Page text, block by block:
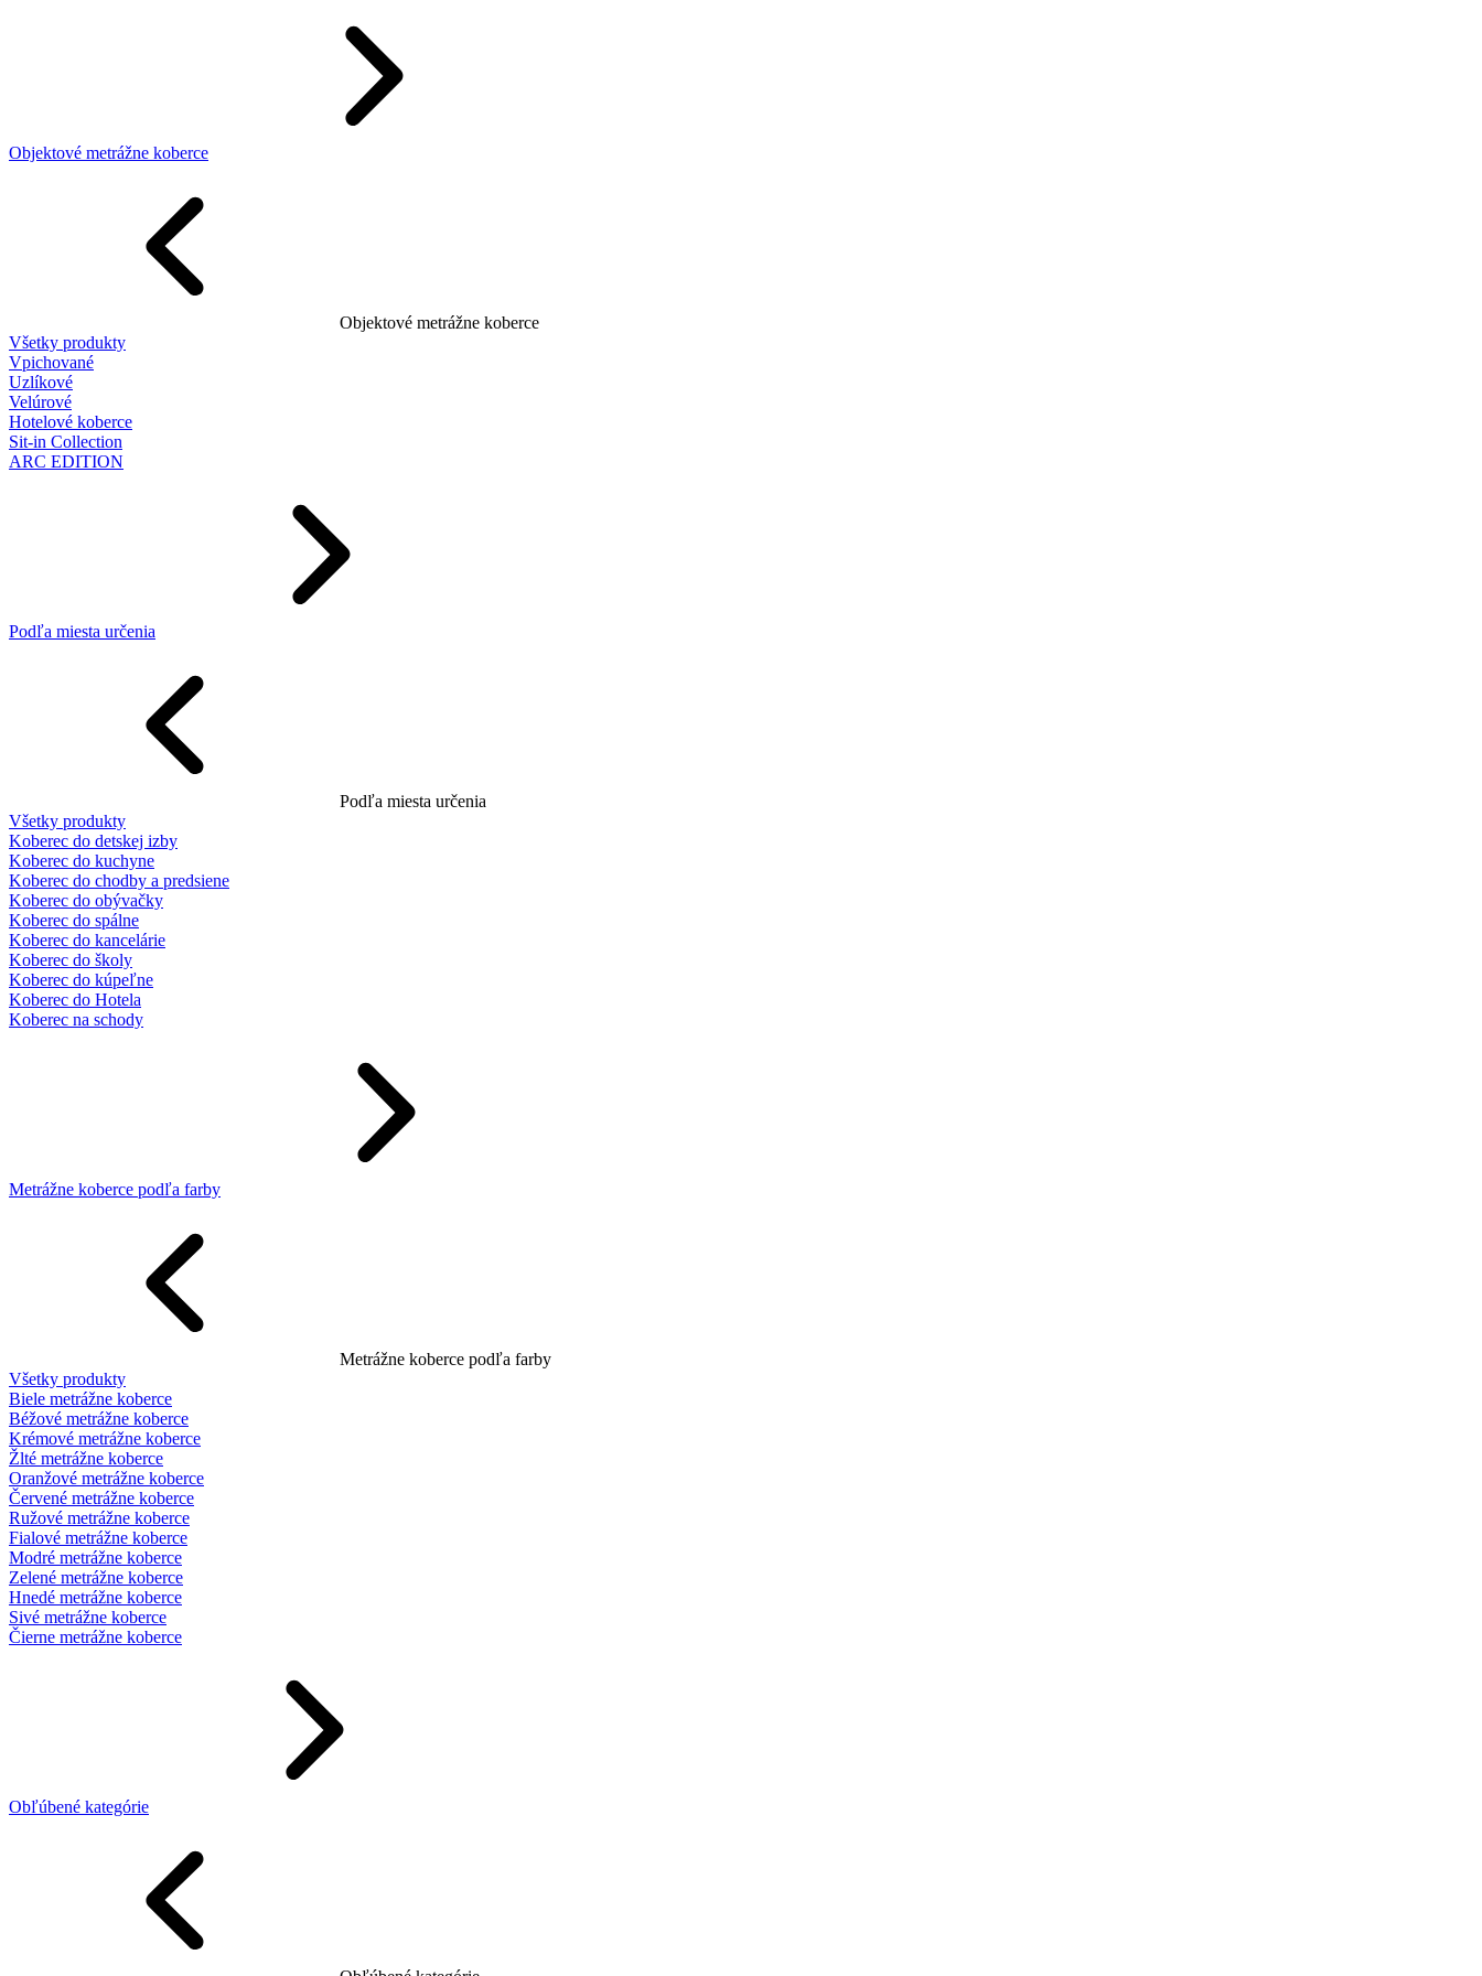
Objektové metrážne koberce
Objektové metrážne koberce
Všetky produkty
Vpichované
Uzlíkové
Velúrové
Hotelové koberce
Sit-in Collection
ARC EDITION
Podľa miesta určenia
Podľa miesta určenia
Všetky produkty
Koberec do detskej izby
Koberec do kuchyne
Koberec do chodby a predsiene
Koberec do obývačky
Koberec do spálne
Koberec do kancelárie
Koberec do školy
Koberec do kúpeľne
Koberec do Hotela
Koberec na schody
Metrážne koberce podľa farby
Metrážne koberce podľa farby
Všetky produkty
Biele metrážne koberce
Béžové metrážne koberce
Krémové metrážne koberce
Žlté metrážne koberce
Oranžové metrážne koberce
Červené metrážne koberce
Ružové metrážne koberce
Fialové metrážne koberce
Modré metrážne koberce
Zelené metrážne koberce
Hnedé metrážne koberce
Sivé metrážne koberce
Čierne metrážne koberce
Obľúbené kategórie